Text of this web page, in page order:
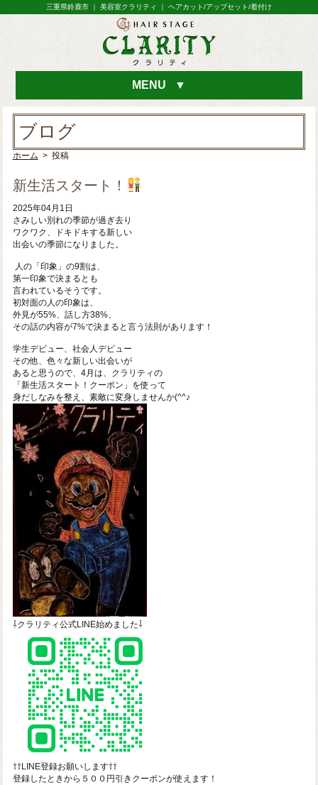
三重県鈴鹿市 ｜ 美容室クラリティ ｜ ヘアカット/アップセット/着付け
MENU ▼
ブログ
ホーム > 投稿
新生活スタート！
2025年04月1日
さみしい別れの季節が過ぎ去り
ワクワク、ドキドキする新しい
出会いの季節になりました。
人の「印象」の9割は、
第一印象で決まるとも
言われているそうです。
初対面の人の印象は、
外見が55%、話し方38%、
その話の内容が7%で決まると言う法則があります！
学生デビュー、社会人デビュー
その他、色々な新しい出会いが
あると思うので、4月は、クラリティの
「新生活スタート！クーポン」を使って
身だしなみを整え、素敵に変身しませんか(^^♪
⇩クラリティ公式LINE始めました⇩
⇧⇧LINE登録お願いします⇧⇧
登録したときから５００円引きクーポンが使えます！